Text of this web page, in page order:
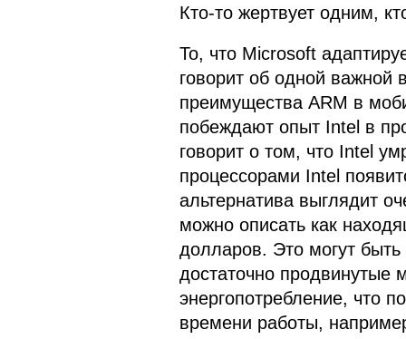
Кто-то жертвует одним,
То, что Microsoft
говорит об одной важной
преимущества ARM в
побеждают опыт Intel в
говорит о том, что Intel
процессорами Intel
альтернатива выглядит
можно описать как
долларов. Это могут быть
достаточно продвинутые
энергопотребление, что
времени работы,